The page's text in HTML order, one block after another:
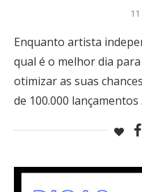
Enquanto artista
qual é o melhor dia
otimizar as suas
de 100.000 lançamentos